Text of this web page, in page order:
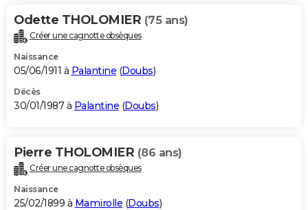
Odette THOLOMIER (75 ans)
Créer une cagnotte obsèques
Naissance
05/06/1911 à Palantine (Doubs)
Décès
30/01/1987 à Palantine (Doubs)
Pierre THOLOMIER (86 ans)
Créer une cagnotte obsèques
Naissance
25/02/1899 à Mamirolle (Doubs)